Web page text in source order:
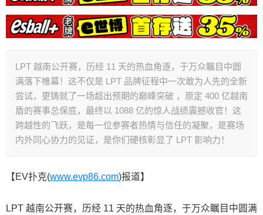
LPT 越南公开赛，历经 11 天的热血角逐，于万众瞩目中圆
满落下帷幕！这不仅是 LPT 品牌征程中一次敢为人先的全新
尝试，更铸就了一场超出预期的巅峰突破 ，原定 400 亿越南
盾的赛事总保底，最终以 1088 亿的惊人战绩震撼收官！这
跨越性的飞跃，是每一位参赛者热情与信任的凝聚，是赛场
内外同心协力的见证，是你们硬核彰显了 LPT 影响力！
【EV扑克(www.evp86.com)报道】
LPT 越南公开赛，历经 11 天的热血角逐，于万众瞩目中圆满